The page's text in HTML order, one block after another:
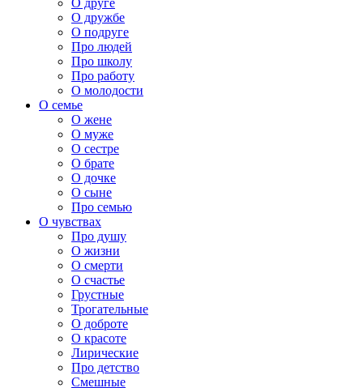
О друге
О дружбе
О подруге
Про людей
Про школу
Про работу
О молодости
О семье
О жене
О муже
О сестре
О брате
О дочке
О сыне
Про семью
О чувствах
Про душу
О жизни
О смерти
О счастье
Грустные
Трогательные
О доброте
О красоте
Лирические
Про детство
Смешные